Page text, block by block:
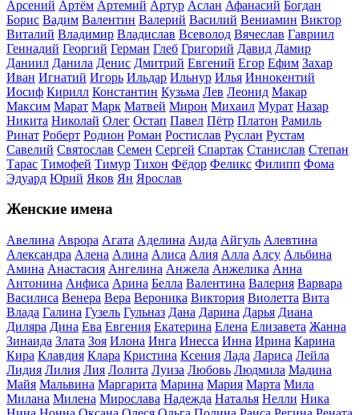
Арсений Артём Артемий Артур Аслан Афанасий Богдан
Борис Вадим Валентин Валерий Василий Вениамин Виктор
Виталий Владимир Владислав Всеволод Вячеслав Гавриил
Геннадий Георгий Герман Глеб Григорий Давид Дамир
Даниил Данила Денис Дмитрий Евгений Егор Ефим Захар
Иван Игнатий Игорь Ильдар Ильнур Илья Иннокентий
Иосиф Кирилл Константин Кузьма Лев Леонид Макар
Максим Марат Марк Матвей Мирон Михаил Мурат Назар
Никита Николай Олег Остап Павел Пётр Платон Рамиль
Ринат Роберт Родион Роман Ростислав Руслан Рустам
Савелий Святослав Семен Сергей Спартак Станислав Степан
Тарас Тимофей Тимур Тихон Фёдор Феликс Филипп Фома
Эдуард Юрий Яков Ян Ярослав
Женские имена
Авелина Аврора Агата Аделина Аида Айгуль Алевтина
Александра Алена Алина Алиса Алия Алла Алсу Альбина
Амина Анастасия Ангелина Анжела Анжелика Анна
Антонина Анфиса Арина Белла Валентина Валерия Варвара
Василиса Венера Вера Вероника Виктория Виолетта Вита
Влада Галина Гузель Гульназ Дана Дарина Дарья Диана
Диляра Дина Ева Евгения Екатерина Елена Елизавета Жанна
Зинаида Злата Зоя Илона Инга Инесса Инна Ирина Карина
Кира Клавдия Клара Кристина Ксения Лада Лариса Лейла
Лидия Лилия Лия Лолита Луиза Любовь Людмила Мадина
Майя Мальвина Маргарита Марина Мария Марта Мила
Милана Милена Мирослава Надежда Наталья Нелли Ника